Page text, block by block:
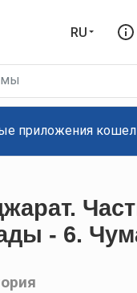
RU
приложения
- 6.